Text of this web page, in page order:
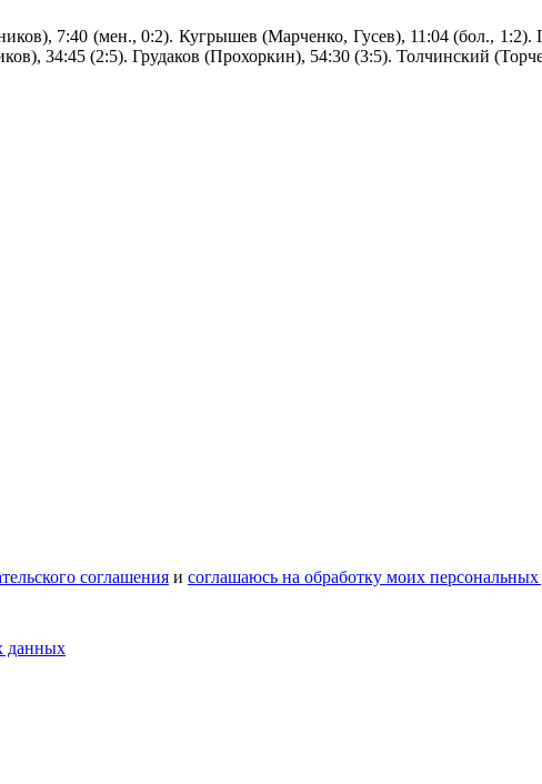
7:40 (мен., 0:2). Кугрышев (Марченко, Гусев), 11:04 (бол., 1:2).
34:45 (2:5). Грудаков (Прохоркин), 54:30 (3:5). Толчинский
соглашения и соглашаюсь на обработку моих
данных